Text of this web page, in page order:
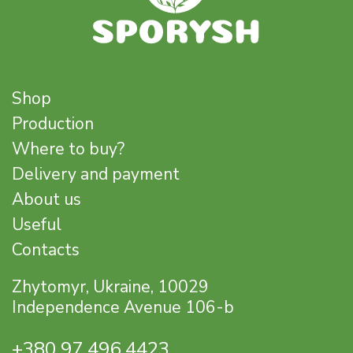
Shop
Production
Where to buy?
Delivery and payment
About us
Useful
Contacts
Zhytomyr, Ukraine, 10029
Independence Avenue 106-b